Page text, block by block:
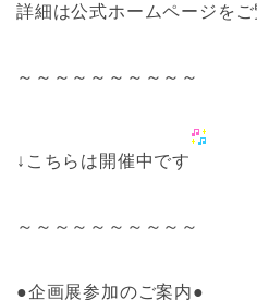
詳細は公式ホームページを
～～～～～～～～～～
↓こちらは開催中です
～～～～～～～～～～
●企画展参加のご案内●